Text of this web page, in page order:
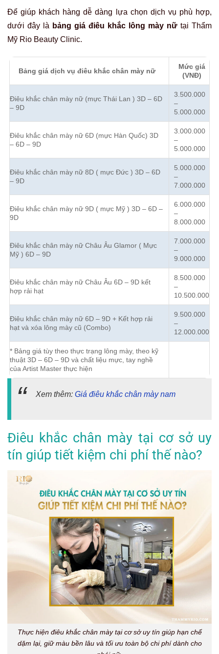
Để giúp khách hàng dễ dàng lựa chọn dịch vụ phù hợp,
dưới đây là bảng giá điêu khắc lông mày nữ tại Thẩm
Mỹ Rio Beauty Clinic.
Bảng giá dịch vụ điêu khắc chân mày nữ
Mức giá
(VNĐ)
Điêu khắc chân mày nữ (mực Thái Lan ) 3D – 6D
– 9D
3.500.000
–
5.000.000
Điêu khắc chân mày nữ 6D (mực Hàn Quốc) 3D
– 6D – 9D
3.000.000
–
5.000.000
Điêu khắc chân mày nữ 8D ( mực Đức ) 3D – 6D
– 9D
5.000.000
–
7.000.000
Điêu khắc chân mày nữ 9D ( mực Mỹ ) 3D – 6D –
9D
6.000.000
–
8.000.000
Điêu khắc chân mày nữ Châu Âu Glamor ( Mực
Mỹ ) 6D – 9D
7.000.000
–
9.000.000
Điêu khắc chân mày nữ Châu Âu 6D – 9D kết
hợp rải hạt
8.500.000
–
10.500.000
Điêu khắc chân mày nữ 6D – 9D + Kết hợp rải
hạt và xóa lông mày cũ (Combo)
9.500.000
–
12.000.000
* Bảng giá tùy theo thực trạng lông mày, theo kỹ
thuật 3D – 6D – 9D và chất liệu mực, tay nghề
của Artist Master thực hiện
Xem thêm: Giá điêu khắc chân mày nam
Điêu khắc chân mày tại cơ sở uy
tín giúp tiết kiệm chi phí thế nào?
Thực hiện điêu khắc chân mày tại cơ sở uy tín giúp hạn chế
dặm lại, giữ màu bền lâu và tối ưu toàn bộ chi phí dành cho